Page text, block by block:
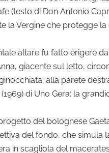
di Don Antonio
Vergine che protegge
altare fu fatto erigere
giacente sul letto,
alla parete
di Uno Gera: la
del bolognese
del fondo, che simula
in scagliola del